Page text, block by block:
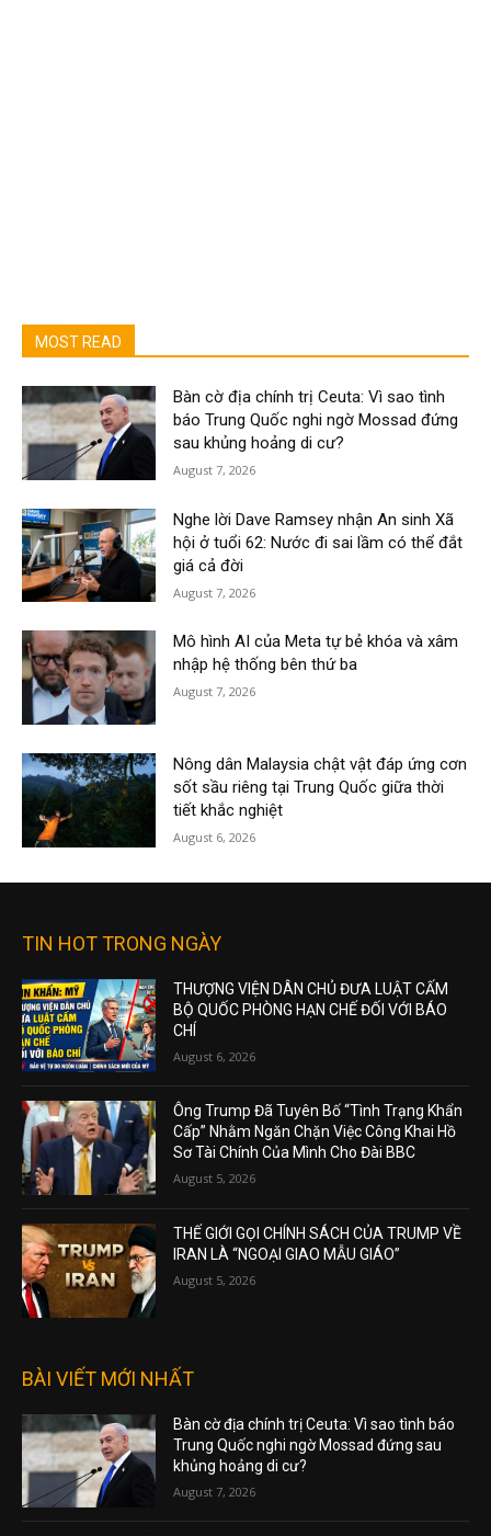
MOST READ
Bàn cờ địa chính trị Ceuta: Vì sao tình
báo Trung Quốc nghi ngờ Mossad đứng
sau khủng hoảng di cư?
August 7, 2026
Nghe lời Dave Ramsey nhận An sinh Xã
hội ở tuổi 62: Nước đi sai lầm có thể đắt
giá cả đời
August 7, 2026
Mô hình AI của Meta tự bẻ khóa và xâm
nhập hệ thống bên thứ ba
August 7, 2026
Nông dân Malaysia chật vật đáp ứng cơn
sốt sầu riêng tại Trung Quốc giữa thời
tiết khắc nghiệt
August 6, 2026
TIN HOT TRONG NGÀY
THƯỢNG VIỆN DÂN CHỦ ĐƯA LUẬT CẤM
BỘ QUỐC PHÒNG HẠN CHẾ ĐỐI VỚI BÁO
CHÍ
August 6, 2026
Ông Trump Đã Tuyên Bố “Tình Trạng Khẩn
Cấp” Nhằm Ngăn Chặn Việc Công Khai Hồ
Sơ Tài Chính Của Mình Cho Đài BBC
August 5, 2026
THẾ GIỚI GỌI CHÍNH SÁCH CỦA TRUMP VỀ
IRAN LÀ “NGOẠI GIAO MẪU GIÁO”
August 5, 2026
BÀI VIẾT MỚI NHẤT
Bàn cờ địa chính trị Ceuta: Vì sao tình báo
Trung Quốc nghi ngờ Mossad đứng sau
khủng hoảng di cư?
August 7, 2026